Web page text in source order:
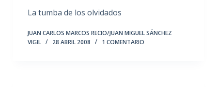
La tumba de los olvidados
JUAN CARLOS MARCOS RECIO/JUAN MIGUEL SÁNCHEZ
VIGIL
28 ABRIL 2008 1 COMENTARIO